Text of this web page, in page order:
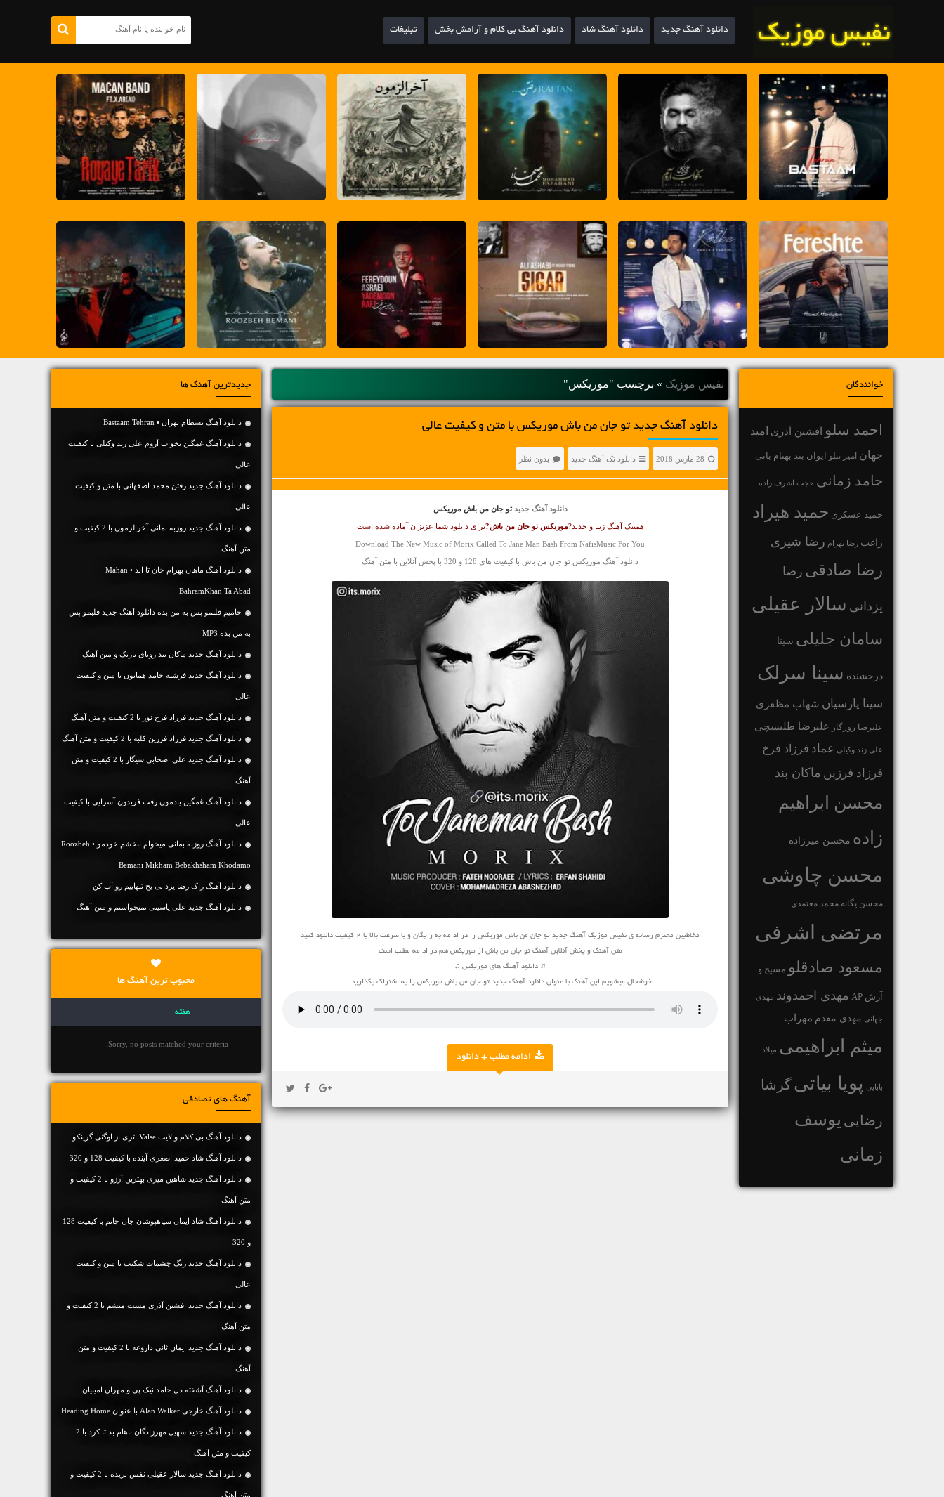
دانلود آهنگ جدید دانلود آهنگ شاد دانلود آهنگ بی کلام و آرامش بخش تبلیغات
خوانندگان
احمد سلو افشین آذری امید
جهان امیر تتلو ایوان بند بهنام بانی
حامد زمانی حجت اشرف زاده
حمید عسکری حمید هیراد
راغب رضا بهرام رضا شیری
رضا صادقی رضا
یزدانی سالار عقیلی
سامان جلیلی سینا
درخشنده سینا سرلک
سینا پارسیان شهاب مظفری
علیرضا روزگار علیرضا طلیسچی
علی زند وکیلی عماد فرزاد فرخ
فرزاد فرزین ماکان بند
محسن ابراهیم
زاده محسن میرزاده
محسن چاوشی
محسن یگانه محمد معتمدی
مرتضی اشرفی
مسعود صادقلو مسیح و
آرش AP مهدی احمدوند مهدی
جهانی مهدی مقدم مهراب
میثم ابراهیمی میلاد
بابایی پویا بیاتیگرشا
رضایی یوسف
زمانی
نفیس موزیک » برچسب "موریکس"
دانلود آهنگ جديد تو جان من باش موریکس با متن و کیفیت عالی
28 مارس 2018 دانلود تک آهنگ جدید بدون نظر
دانلود آهنگ جدید تو جان من باش موریکس
همینک آهنگ زیبا و جدید?موریکس تو جان من باش?برای دانلود شما عزیزان آماده شده است
Download The New Music of Morix Called To Jane Man Bash From NafisMusic For You
دانلود آهنگ موریکس تو جان من باش با کیفیت های 128 و 320 با پخش آنلاین با متن آهنگ
مخاطبین محترم رسانه ی نفیس موزیک آهنگ جدید تو جان من باش موریکس را در ادامه به رایگان و با سرعت بالا با 2 کیفیت دانلود کنید
متن آهنگ و پخش آنلاین آهنگ تو جان من باش از موریکس هم در ادامه مطلب است
♫ دانلود آهنگ های موریکس ♫
خوشحال میشویم این آهنگ با عنوان دانلود آهنگ جدید تو جان من باش موریکس را به اشتراک بگذارید.
ادامه مطلب + دانلود
جدیدترین آهنگ ها
دانلود آهنگ بسطام تهران • Bastaam Tehran
دانلود آهنگ غمگین بخواب آروم علی زند وکیلی با کیفیت
عالی
دانلود آهنگ جديد رفتن محمد اصفهانی با متن و کیفیت
عالی
دانلود آهنگ جديد روزبه بمانی آخرالزمون با 2 کیفیت و
متن آهنگ
دانلود آهنگ ماهان بهرام خان تا ابد • Mahan
BahramKhan Ta Abad
حامیم قلبمو پس به من بده دانلود آهنگ جدید قلبمو پس
به من بده MP3
دانلود آهنگ جديد ماکان بند رویای تاریک و متن آهنگ
دانلود آهنگ جديد فرشته حامد همایون با متن و کیفیت
عالی
دانلود آهنگ جديد فرزاد فرخ نور با 2 کیفیت و متن آهنگ
دانلود آهنگ جديد فرزاد فرزین کلبه با 2 کیفیت و متن آهنگ
دانلود آهنگ جديد علی اصحابی سیگار با 2 کیفیت و متن
آهنگ
دانلود آهنگ غمگین یادمون رفت فریدون آسرایی با کیفیت
عالی
دانلود آهنگ روزبه بمانی میخوام ببخشم خودمو • Roozbeh
Bemani Mikham Bebakhsham Khodamo
دانلود آهنگ راک رضا یزدانی یخ تنهاییم رو آب کن
دانلود آهنگ جديد علی یاسینی نمیخواستم و متن آهنگ
محبوب ترین آهنگ ها
هفته
Sorry, no posts matched your criteria.
آهنگ های تصادفی
دانلود آهنگ بی کلام و لایت Valse اثری از اوگنی گرینکو
دانلود آهنگ شاد حمید اصغری آینده با کیفیت 128 و 320
دانلود آهنگ جديد شاهین میری بهترین آرزو با 2 کیفیت و
متن آهنگ
دانلود آهنگ شاد ایمان سیاهپوشان جان جانم با کیفیت 128
و 320
دانلود آهنگ جديد رنگ چشمات شکیب با متن و کیفیت
عالی
دانلود آهنگ جديد افشین آذری مست میشم با 2 کیفیت و
متن آهنگ
دانلود آهنگ جديد ایمان ثانی داروغه با 2 کیفیت و متن
آهنگ
دانلود آهنگ آشفته دل حامد نیک پی و مهران امینیان
دانلود آهنگ خارجی Alan Walker با عنوان Heading Home
دانلود آهنگ جديد سهیل مهرزادگان باهام بد تا کرد با 2
کیفیت و متن آهنگ
دانلود آهنگ جديد سالار عقیلی نفس بریده با 2 کیفیت و
متن آهنگ